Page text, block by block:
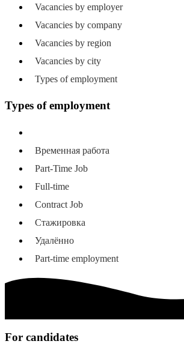
Vacancies by employer
Vacancies by company
Vacancies by region
Vacancies by city
Types of employment
Types of employment
Временная работа
Part-Time Job
Full-time
Contract Job
Стажировка
Удалённо
Part-time employment
For candidates